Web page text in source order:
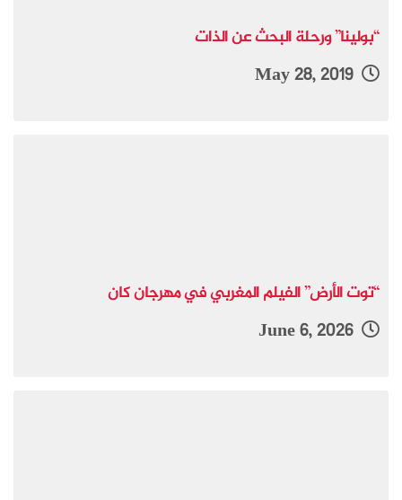
“بولينا” ورحلة البحث عن الذات
May 28, 2019
“توت الأرض” الفيلم المغربي في مهرجان كان
June 6, 2026